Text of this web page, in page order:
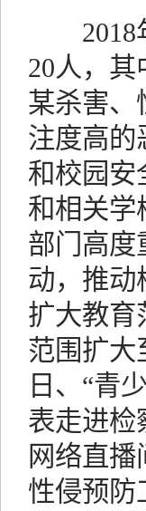
2018年
20人，
某杀害、
注度高的
和校园安
和相关学
部门高度
动，推动
扩大教育
范围扩大
日、“青
表走进检
网络直
性侵预防